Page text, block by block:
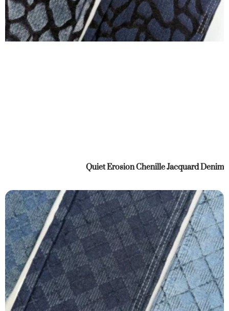
Quiet Erosion Chenille Jacquard Denim